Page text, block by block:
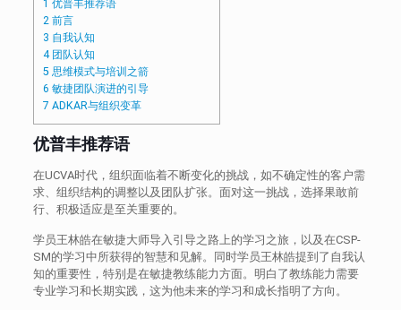
1 优普丰推荐语
2前言
3 自我认知
4团队认知
5思维模式与培训之箭
6 敏捷团队演进的引导
7 ADKAR与组织变革
优普丰推荐语
在UCVA时代，组织面临着不断变化的挑战，如不确定性的客户需
求、组织结构的调整以及团队扩张。面对这一挑战，选择果敢前
行、积极适应是至关重要的。
学员王林皓在敏捷大师导入引导之路上的学习之旅，以及在CSP-
SM的学习中所获得的智慧和见解。同时学员王林皓提到了自我认
知的重要性，特别是在敏捷教练能力方面。明白了教练能力需要
专业学习和长期实践，这为他未来的学习和成长指明了方向。